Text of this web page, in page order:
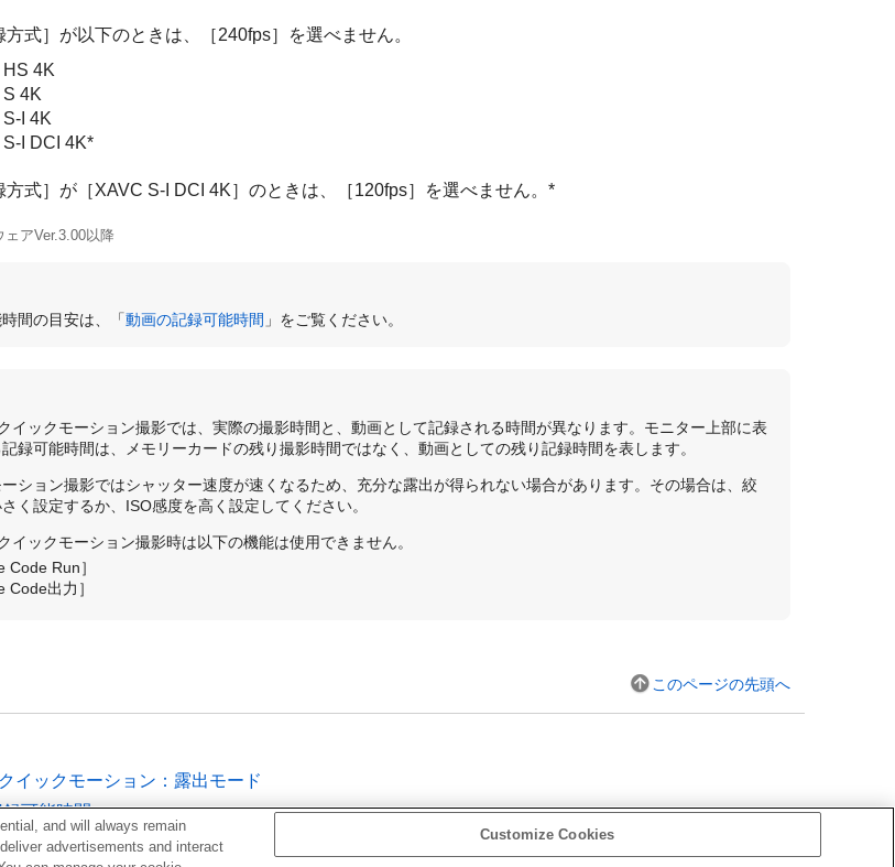
式］ が以下のときは、 ［240fps］
を選べません。
4K
4K
I 4K
I DCI 4K*
式］ が［XAVC S-I DCI 4K］ のときは、 ［120fps］ を選べません。*
アVer.3.00以降
間の目安は、「動画の記録可能時間 」をご覧ください。
イックモーション撮影では、実際の撮影時間と、動画として記録される時間が異なります。モニター上部に表
録可能時間は、メモリーカードの残り撮影時間ではなく、動画としての残り記録時間を表します。
ーション撮影ではシャッター速度が速くなるため、充分な露出が得られない場合があります。その場合は、絞
く設定するか、ISO感度を高く設定してください。
イックモーション撮影時は以下の機能は使用できません。
Code Run］
Code出力］
このページの先頭へ
イックモーション：露出モード
可能時間
メモリーカード
and will always remain
advertisements and interact
Customize Cookies